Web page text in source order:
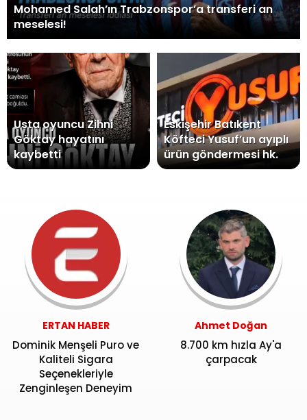
Mohamed Salah’ın Trabzonspor’a transferi an
meselesi!
Usta oyuncu Zihni
Göktay hayatını
kaybetti
Eskişehir Batıkent
Köfteci Yusuf’un ayıplı
ürün göndermesi hk.
ERTAN HABER
Dominik Menşeli Puro ve
Kaliteli Sigara
Seçenekleriyle
Zenginleşen Deneyim
Ahmet Doğan
8.700 km hızla Ay'a
çarpacak